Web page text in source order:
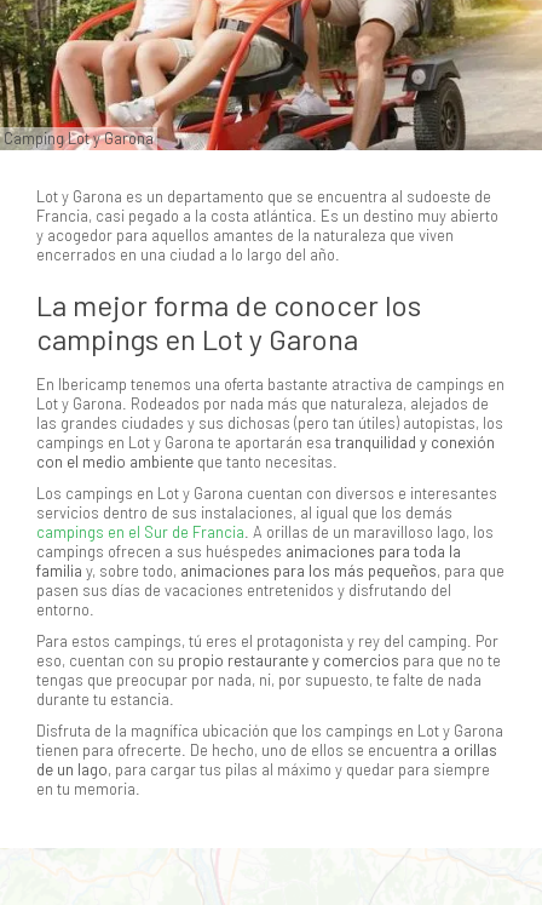
Camping Lot y Garona
Lot y Garona es un departamento que se encuentra al sudoeste de
Francia, casi pegado a la costa atlántica. Es un destino muy abierto
y acogedor para aquellos amantes de la naturaleza que viven
encerrados en una ciudad a lo largo del año.
La mejor forma de conocer los
campings en Lot y Garona
En Ibericamp tenemos una oferta bastante atractiva de campings en
Lot y Garona. Rodeados por nada más que naturaleza, alejados de
las grandes ciudades y sus dichosas (pero tan útiles) autopistas, los
campings en Lot y Garona te aportarán esa tranquilidad y conexión
con el medio ambiente que tanto necesitas.
Los campings en Lot y Garona cuentan con diversos e interesantes
servicios dentro de sus instalaciones, al igual que los demás
campings en el Sur de Francia . A orillas de un maravilloso lago, los
campings ofrecen a sus huéspedes animaciones para toda la
familia y, sobre todo, animaciones para los más pequeños, para que
pasen sus días de vacaciones entretenidos y disfrutando del
entorno.
Para estos campings, tú eres el protagonista y rey del camping. Por
eso, cuentan con su propio restaurante y comercios para que no te
tengas que preocupar por nada, ni, por supuesto, te falte de nada
durante tu estancia.
Disfruta de la magnífica ubicación que los campings en Lot y Garona
tienen para ofrecerte. De hecho, uno de ellos se encuentra a orillas
de un lago, para cargar tus pilas al máximo y quedar para siempre
en tu memoria.